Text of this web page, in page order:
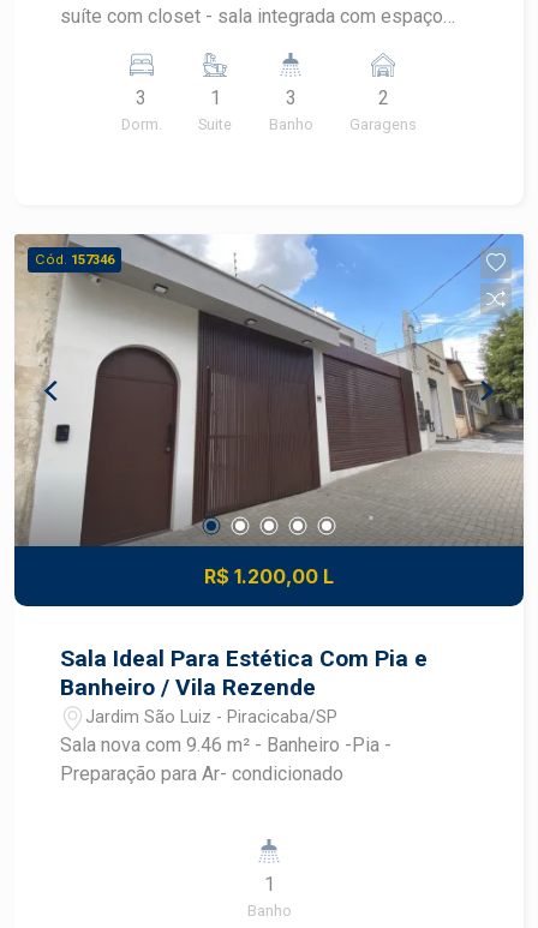
suíte com closet - sala integrada com espaço
Paisagismo - Banheiro Social. - Banheiro externo
- 2 vagas coberta
3
Dorm.
1
Suite
3
Banho
2
Garagens
Cód. 157346
R$ 1.200,00 L
Sala Ideal Para Estética Com Pia e
Banheiro / Vila Rezende
Jardim São Luiz - Piracicaba/SP
Sala nova com 9.46 m² - Banheiro -Pia -
Preparação para Ar- condicionado
1
Banho